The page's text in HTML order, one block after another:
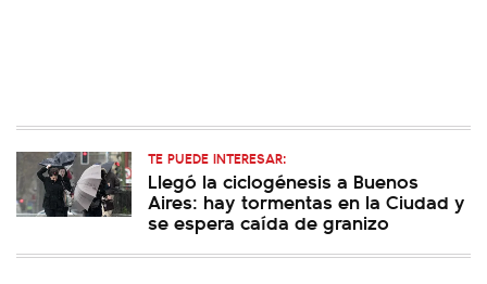
TE PUEDE INTERESAR:
Llegó la ciclogénesis a Buenos
Aires: hay tormentas en la Ciudad y
se espera caída de granizo